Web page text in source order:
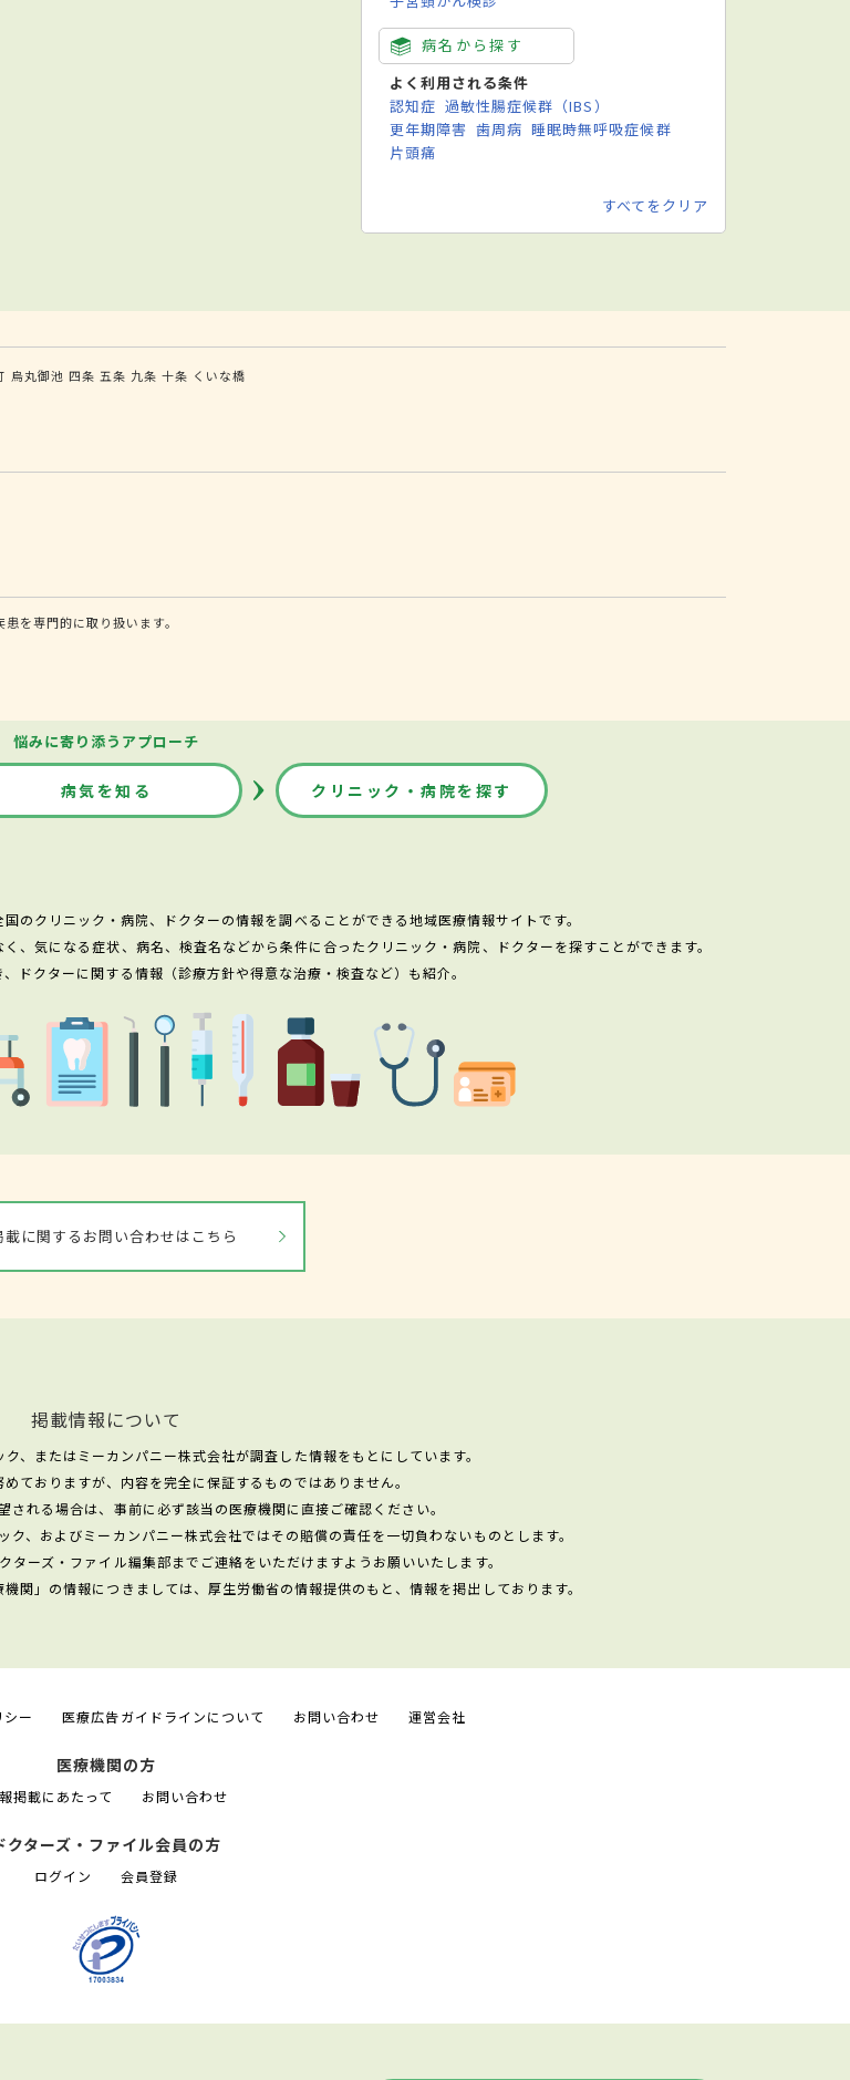
病名から探す
よく利用される条件
認知症 過敏性腸症候群（IBS）
更年期障害 歯周病 睡眠時無呼吸症候群
片頭痛
すべてをクリア
烏丸御池 四条 五条 九条 十条 くいな橋
を専門的に取り扱います。
悩みに寄り添うアプローチ
病気を知る クリニック・病院を探す
のクリニック・病院、ドクターの情報を調べることができる地域医療情報サイトです。
、気になる症状、病名、検査名などから条件に合ったクリニック・病院、ドクターを探すことができます。
ドクターに関する情報（診療方針や得意な治療・検査など）も紹介。
載に関するお問い合わせはこちら
掲載情報について
、またはミーカンパニー株式会社が調査した情報をもとにしています。
ておりますが、内容を完全に保証するものではありません。
される場合は、事前に必ず該当の医療機関に直接ご確認ください。
、およびミーカンパニー株式会社ではその賠償の責任を一切負わないものとします。
ーズ・ファイル編集部までご連絡をいただけますようお願いいたします。
関」の情報につきましては、厚生労働省の情報提供のもと、情報を掲出しております。
ー 医療広告ガイドラインについて お問い合わせ 運営会社
医療機関の方
掲載にあたって お問い合わせ
クターズ・ファイル会員の方
ログイン 会員登録